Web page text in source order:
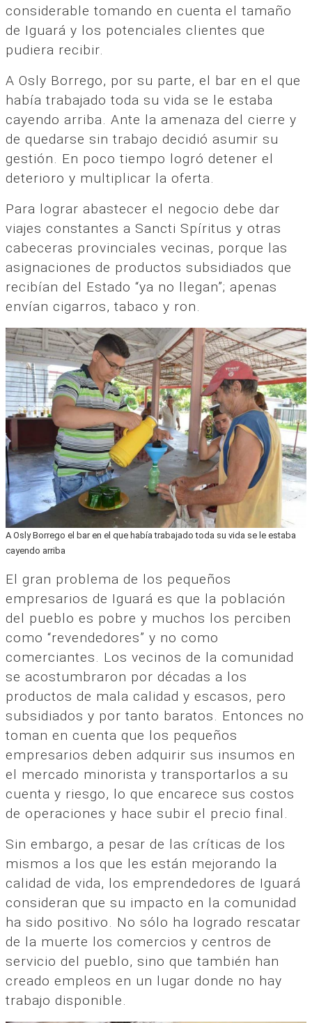
considerable tomando en cuenta el tamaño
de Iguará y los potenciales clientes que
pudiera recibir.
A Osly Borrego, por su parte, el bar en el que
había trabajado toda su vida se le estaba
cayendo arriba. Ante la amenaza del cierre y
de quedarse sin trabajo decidió asumir su
gestión. En poco tiempo logró detener el
deterioro y multiplicar la oferta.
Para lograr abastecer el negocio debe dar
viajes constantes a Sancti Spíritus y otras
cabeceras provinciales vecinas, porque las
asignaciones de productos subsidiados que
recibían del Estado “ya no llegan”; apenas
envían cigarros, tabaco y ron.
A Osly Borrego el bar en el que había trabajado toda su vida se le estaba
cayendo arriba
El gran problema de los pequeños
empresarios de Iguará es que la población
del pueblo es pobre y muchos los perciben
como “revendedores” y no como
comerciantes. Los vecinos de la comunidad
se acostumbraron por décadas a los
productos de mala calidad y escasos, pero
subsidiados y por tanto baratos. Entonces no
toman en cuenta que los pequeños
empresarios deben adquirir sus insumos en
el mercado minorista y transportarlos a su
cuenta y riesgo, lo que encarece sus costos
de operaciones y hace subir el precio final.
Sin embargo, a pesar de las críticas de los
mismos a los que les están mejorando la
calidad de vida, los emprendedores de Iguará
consideran que su impacto en la comunidad
ha sido positivo. No sólo ha logrado rescatar
de la muerte los comercios y centros de
servicio del pueblo, sino que también han
creado empleos en un lugar donde no hay
trabajo disponible.